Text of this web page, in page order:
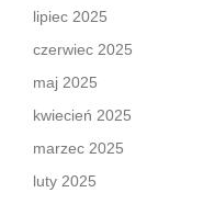
lipiec 2025
czerwiec 2025
maj 2025
kwiecień 2025
marzec 2025
luty 2025